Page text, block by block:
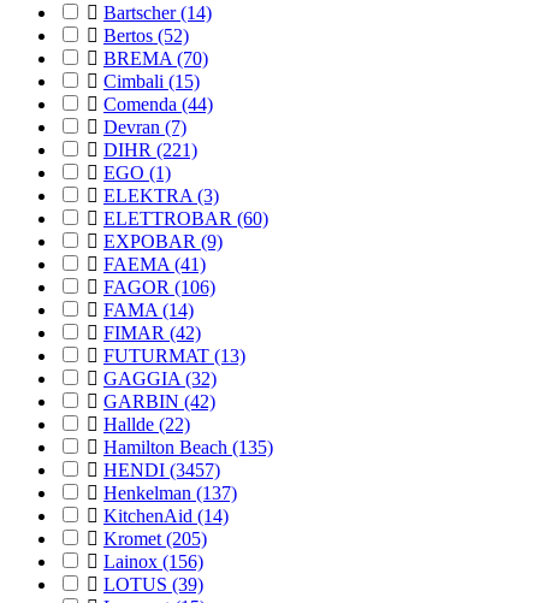
 Bartscher(14)
 Bertos (52)
 BREMA (70)
 Cimbali (15)
 Comenda (44)
 Devran (7)
 DIHR (221)
 EGO (1)
 ELEKTRA (3)
 ELETTROBAR (60)
 EXPOBAR (9)
 FAEMA (41)
 FAGOR (106)
 FAMA (14)
 FIMAR (42)
 FUTURMAT (13)
 GAGGIA (32)
 GARBIN (42)
 Hallde (22)
 Hamilton Beach (135)
 HENDI (3457)
 Henkelman (137)
 KitchenAid (14)
 Kromet (205)
 Lainox (156)
 LOTUS (39)